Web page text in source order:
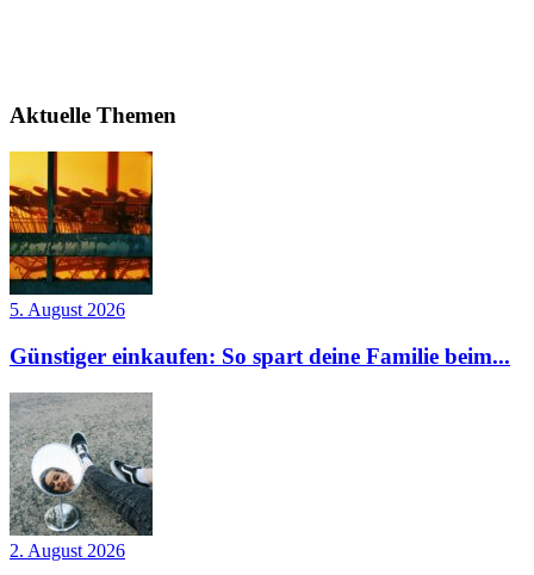
Aktuelle Themen
5. August 2026
Günstiger einkaufen: So spart deine Familie beim...
2. August 2026